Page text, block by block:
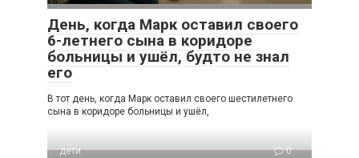
День, когда Марк оставил своего
6-летнего сына в коридоре
больницы и ушёл, будто не знал
его
В тот день, когда Марк оставил своего шестилетнего
сына в коридоре больницы и ушёл,
дети 0